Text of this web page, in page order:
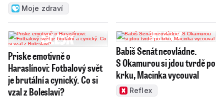
Moje zdraví
Priske emotivně o
Haraslínovi: Fotbalový svět
je brutální a cynický. Co si
vzal z Boleslavi?
Babiš Senát neovládne.
S Okamurou si jdou tvrdě po
krku, Macinka vycouval
Reflex